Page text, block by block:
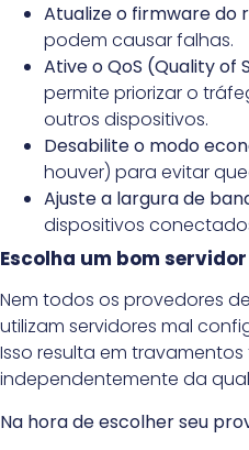
Atualize o firmware do
podem causar falhas.
Ative o QoS (Quality of
permite priorizar o
outros dispositivos.
Desabilite o modo
houver) para evitar
Ajuste a largura de
dispositivos
Escolha um bom servidor
Nem todos os provedores
utilizam servidores mal
Isso resulta em
independentemente da
Na hora de escolher seu